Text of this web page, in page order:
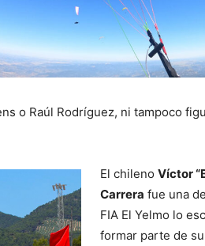
o Raúl Rodríguez, ni tampoco
El chileno Víctor
Carrera fue una
FIA El Yelmo lo
formar parte de su